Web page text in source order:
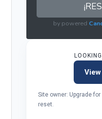
by powered
Site owner: Upgrade
reset.